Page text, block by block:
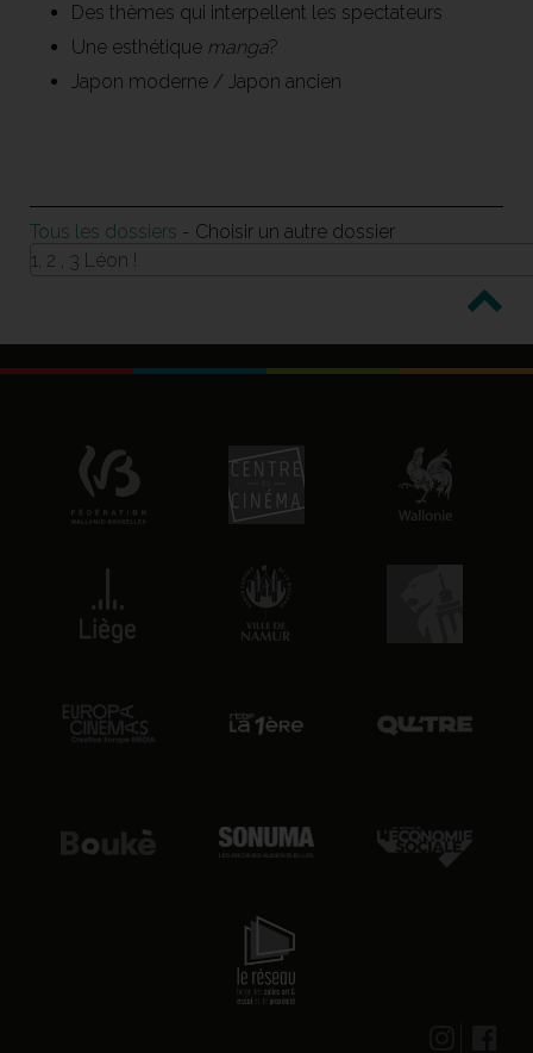
Des thèmes qui interpellent les spectateurs
Une esthétique manga?
Japon moderne / Japon ancien
Tous les dossiers - Choisir un autre dossier
1, 2 , 3 Léon !